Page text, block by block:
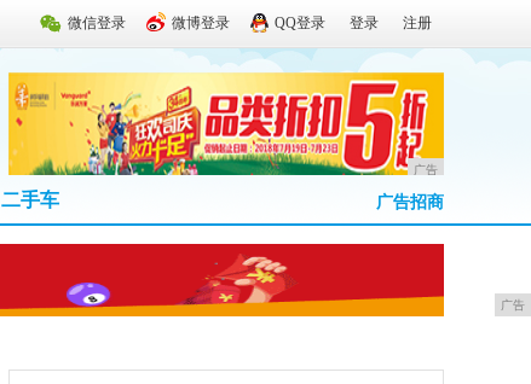
微信登录 微博登录 QQ登录 登录 注册
广告
二手车 广告招商
广告